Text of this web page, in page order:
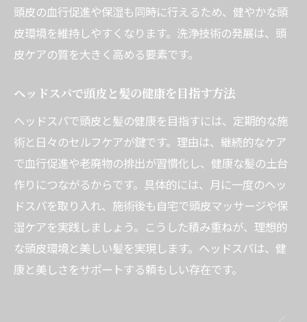
頭皮の血行促進や保湿も同時に行えるため、健やかな頭
皮環境を維持しやすくなります。洗浄技術の発展は、頭
皮ケアの質を大きく高める要素です。
ヘッドスパで頭皮と髪の健康を目指す方法
ヘッドスパで頭皮と髪の健康を目指すには、定期的な施
術と日々のセルフケアが鍵です。理由は、継続的なケア
で血行促進や老廃物の排出が習慣化し、健康な髪の土台
作りにつながるからです。具体的には、月に一度のヘッ
ドスパを取り入れ、施術後も自宅で頭皮マッサージや保
湿ケアを実践しましょう。こうした積み重ねが、理想的
な頭皮環境と美しい髪を実現します。ヘッドスパは、健
康と美しさをサポートする頼もしい存在です。